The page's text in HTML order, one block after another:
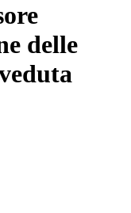
delle